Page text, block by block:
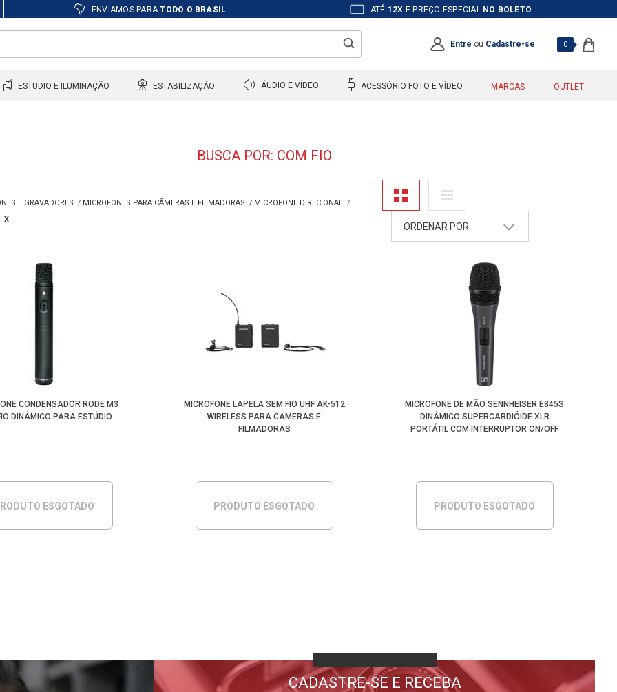
ENVIAMOS PARATODO O BRASIL ATÉ 12X E PREÇO ESPECIAL NO BOLETO
Entre ou Cadastre-se 0
ESTUDIO E ILUMINAÇÃO ESTABILIZAÇÃO ÁUDIO E VÍDEO ACESSÓRIO FOTO E VÍDEO MARCAS OUTLET
BUSCA POR: COM FIO
E GRAVADORES MICROFONES PARA CÂMERAS E FILMADORAS
MICROFONE DIRECIONAL
X
ORDENAR POR
Mais Vendidos
Maior Preço
Menor Preço
CONDENSADOR RODE M3
DINÂMICO PARA ESTÚDIO
ESGOTADO
MICROFONE LAPELA SEM FIO UHF AK-512
WIRELESS PARA CÂMERAS E
FILMADORAS
PRODUTO ESGOTADO
MICROFONE DE MÃO SENNHEISER E845S
DINÂMICO SUPERCARDIÓIDE XLR
PORTÁTIL COM INTERRUPTOR ON/OFF
PRODUTO ESGOTADO
CADASTRE-SE E RECEBA